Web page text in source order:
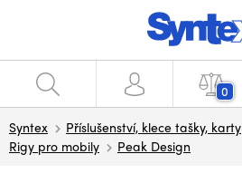
0
Syntex Příslušenství, klece tašky, karty
Rigy pro mobily
Peak Design